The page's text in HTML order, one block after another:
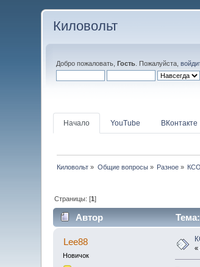
Киловольт
Добро пожаловать,Гость . Пожалуйста,
Начало YouTube ВКонтакте
Киловольт » Общие вопросы» Разное » КСО
Страницы: [1]
Автор
Lee88
Новичок
«